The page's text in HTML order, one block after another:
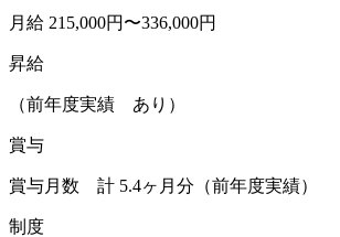
月給 215,000円〜336,000円
昇給
（前年度実績 あり）
賞与
賞与月数 計 5.4ヶ月分（前年度実績）
制度